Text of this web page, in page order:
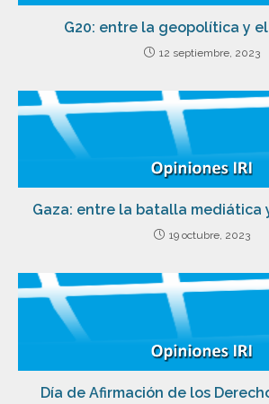
G20: entre la geopolítica y
12 septiembre, 2023
Gaza: entre la batalla mediática
19 octubre, 2023
Día de Afirmación de los